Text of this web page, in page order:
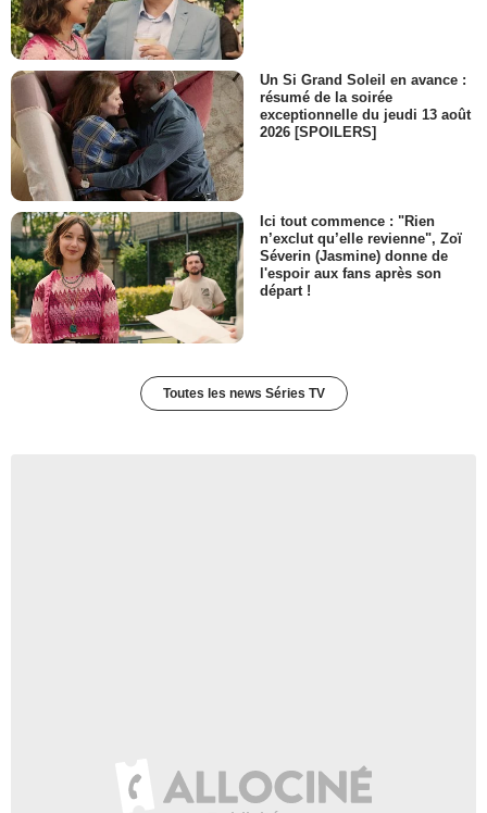
Un Si Grand Soleil en avance :
résumé de la soirée
exceptionnelle du jeudi 13 août
2026 [SPOILERS]
Ici tout commence : "Rien
n’exclut qu’elle revienne", Zoï
Séverin (Jasmine) donne de
l'espoir aux fans après son
départ !
Toutes les news Séries TV